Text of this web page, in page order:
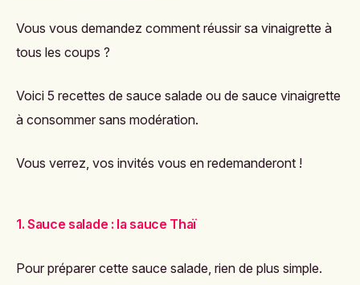
Vous vous demandez comment réussir sa vinaigrette à
tous les coups ?
Voici 5 recettes de sauce salade ou de sauce vinaigrette
à consommer sans modération.
Vous verrez, vos invités vous en redemanderont !
1. Sauce salade : la sauce Thaï
Pour préparer cette sauce salade, rien de plus simple.